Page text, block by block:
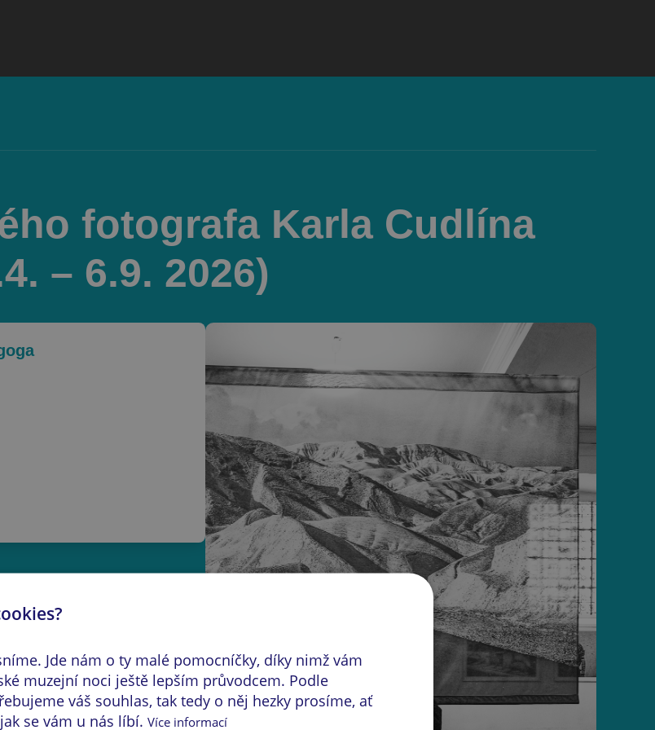
fotografa Karla Cudlína
– 6.9. 2026)
v rozmezí let
Izraelem od Golan po
momentů ze života
Díky Cudlínově
dávají jeho
Jde nám o ty malé pomocníčky, díky nimž vám
muzejní noci ještě lepším průvodcem. Podle
váš souhlas, tak tedy o něj hezky prosíme, ať
se vám u nás líbí. Více informací